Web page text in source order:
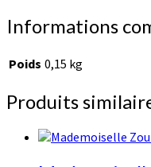
Informations
Poids 0,15 kg
Produits